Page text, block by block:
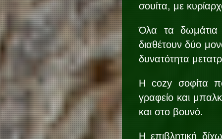
σουίτα, με
Όλα τα δωμάτια
διαθέτουν δύο
δυνατότητα
H cozy σοφίτα
γραφείο και
και στο βουνό.
Η επιβλητική